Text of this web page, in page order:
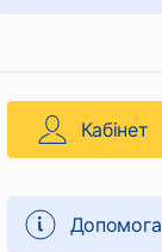
Кабінет
Допомога